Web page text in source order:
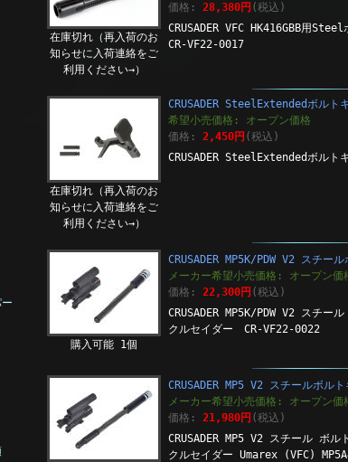
在庫切れ（再入荷のお
知らせに入荷連絡をご
利用ください→）
価格: 28,380円 (税込)
CRUSADER VFC HK416GBB用
CR-VF22-0017
在庫切れ（再入荷のお
知らせに入荷連絡をご
利用ください→）
CRUSADER SteelExtendedボルト
希望小売価格: オープン価格
価格: 2,450円 (税込)
CRUSADER SteelExtendedボルト
購入可能 1個
CRUSADER MP5K/PDW V2 スチー
メーカー希望小売価格: オープン価
価格: 22,300円 (税込)
CRUSADER MP5K/PDW V2 スチー
クルセイダー CR-VF22-0022
CRUSADER MP5 V2 スチールボル
メーカー希望小売価格: オープン価
価格: 21,980円 (税込)
CRUSADER MP5 V2 スチール ボル
クルセイダー Umarex (VFC)